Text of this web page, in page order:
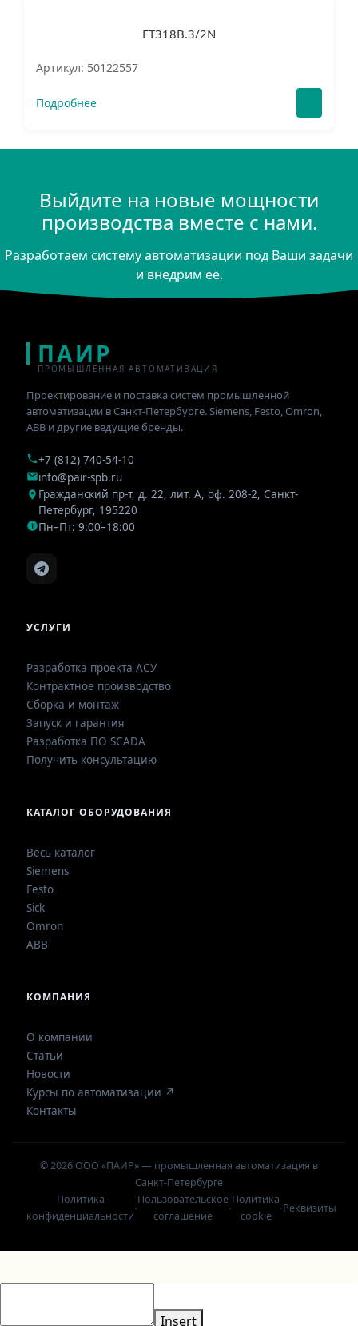
FT318B.3/2N
Артикул: 50122557
Подробнее
Выйдите на новые мощности
производства вместе с нами.
Разработаем систему автоматизации под Ваши задачи
и внедрим её.
ПАИР
ПРОМЫШЛЕННАЯ АВТОМАТИЗАЦИЯ
Проектирование и поставка систем промышленной
автоматизации в Санкт-Петербурге. Siemens, Festo, Omron,
ABB и другие ведущие бренды.
+7 (812) 740-54-10
info@pair-spb.ru
Гражданский пр-т, д. 22, лит. А, оф. 208-2, Санкт-
Петербург, 195220
Пн–Пт: 9:00–18:00
УСЛУГИ
Разработка проекта АСУ
Контрактное производство
Сборка и монтаж
Запуск и гарантия
Разработка ПО SCADA
Получить консультацию
КАТАЛОГ ОБОРУДОВАНИЯ
Весь каталог
Siemens
Festo
Sick
Omron
ABB
КОМПАНИЯ
О компании
Статьи
Новости
Курсы по автоматизации ↗
Контакты
© 2026 ООО «ПАИР» — промышленная автоматизация в
Санкт-Петербурге
Политика
конфиденциальности
·
Пользовательское
соглашение
·
Политика
cookie
·Реквизиты
Insert